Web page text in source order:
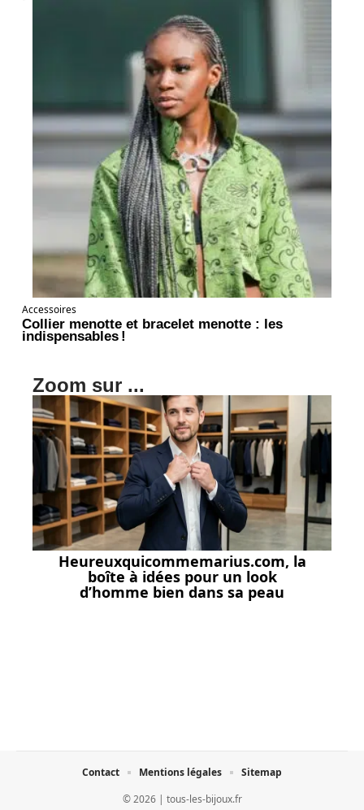
Accessoires
Collier menotte et bracelet menotte : les
indispensables !
Zoom sur ...
Heureuxquicommemarius.com, la
boîte à idées pour un look
d’homme bien dans sa peau
© 2026 | tous-les-bijoux.fr
Contact Mentions légales Sitemap